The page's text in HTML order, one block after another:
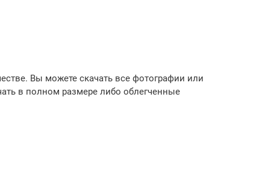
Вы можете скачать все фотографии или
в полном размере либо облегченные